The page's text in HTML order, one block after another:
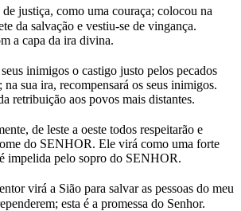
de justiça, como uma couraça; colocou na
da salvação e vestiu-se de vingança.
a capa da ira divina.
inimigos o castigo justo pelos pecados
na sua ira, recompensará os seus inimigos.
retribuição aos povos mais distantes.
de leste a oeste todos respeitarão e
do SENHOR. Ele virá como uma forte
impelida pelo sopro do SENHOR.
virá a Sião para salvar as pessoas do meu
esta é a promessa do Senhor.